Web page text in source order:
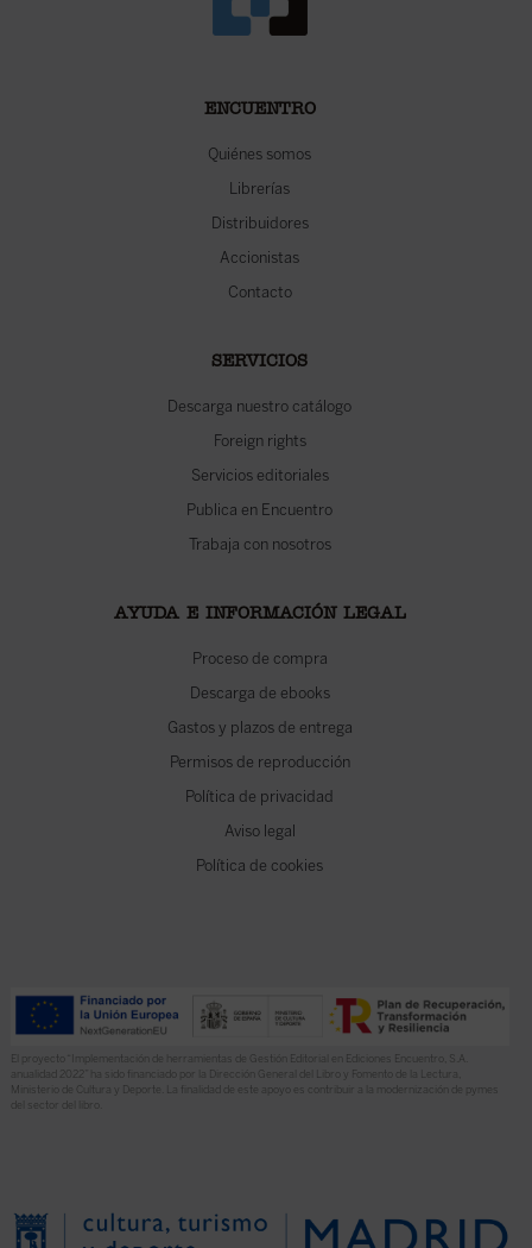
ENCUENTRO
Quiénes somos
Librerías
Distribuidores
Accionistas
Contacto
SERVICIOS
Descarga nuestro catálogo
Foreign rights
Servicios editoriales
Publica en Encuentro
Trabaja con nosotros
AYUDA E INFORMACIÓN LEGAL
Proceso de compra
Descarga de ebooks
Gastos y plazos de entrega
Permisos de reproducción
Política de privacidad
Aviso legal
Política de cookies
El proyecto “Implementación de herramientas de Gestión Editorial en Ediciones Encuentro, S.A.
anualidad 2022” ha sido financiado por la Dirección General del Libro y Fomento de la Lectura,
Ministerio de Cultura y Deporte. La finalidad de este apoyo es contribuir a la modernización de pymes
del sector del libro.